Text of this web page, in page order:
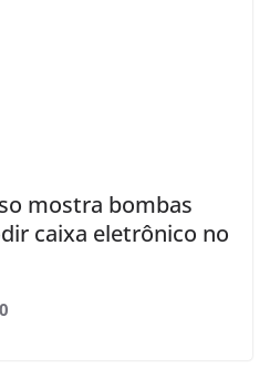
mostra bombas
caixa eletrônico no